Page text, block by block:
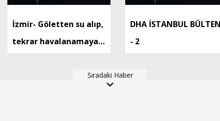
İzmir- Göletten su alıp,
tekrar havalanamayan
DHA İSTANBUL
- 2
Sıradaki Haber